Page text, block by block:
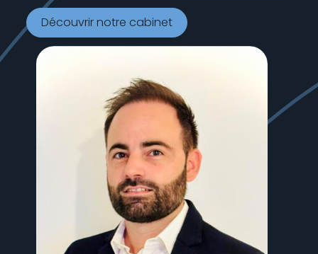
Découvrir notre cabinet